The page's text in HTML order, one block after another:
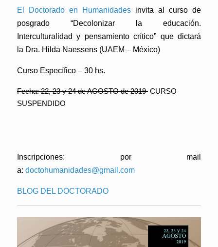
El Doctorado en Humanidades invita al curso de
posgrado “Decolonizar la educación.
Interculturalidad y pensamiento crítico” que dictará
la Dra. Hilda Naessens (UAEM – México)
Curso Específico – 30 hs.
Fecha: 22, 23 y 24 de AGOSTO de 2019 CURSO
SUSPENDIDO
Inscripciones: por mail
a: doctohumanidades@gmail.com
BLOG DEL DOCTORADO